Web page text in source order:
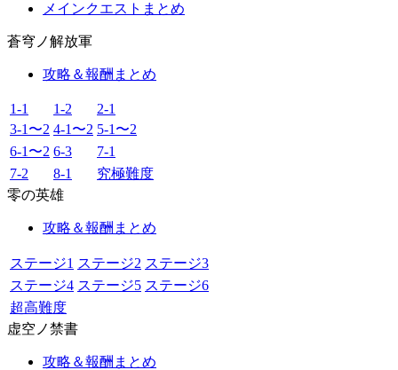
メインクエストまとめ
蒼穹ノ解放軍
攻略＆報酬まとめ
1-1 1-2
2-1
3-1〜2 4-1〜2 5-1〜2
6-1〜2 6-3
7-1
7-2
8-1
究極難度
零の英雄
攻略＆報酬まとめ
ステージ1 ステージ2 ステージ3
ステージ4 ステージ5 ステージ6
超高難度
虚空ノ禁書
攻略＆報酬まとめ